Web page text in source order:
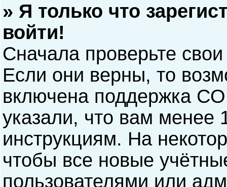
» Я только что
войти!
Сначала проверьте
Если они верны, то
включена поддержка
указали, что вам менее
инструкциям. На
чтобы все новые
пользователями или